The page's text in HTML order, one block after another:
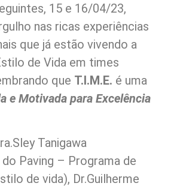
15 e 16/04/23,
nas ricas experiências
que já estão vivendo a
de Vida em times
que T.I.M.E. é uma
e Motivada para Excelência
Tanigawa
Paving – Programa de
de vida), Dr.Guilherme